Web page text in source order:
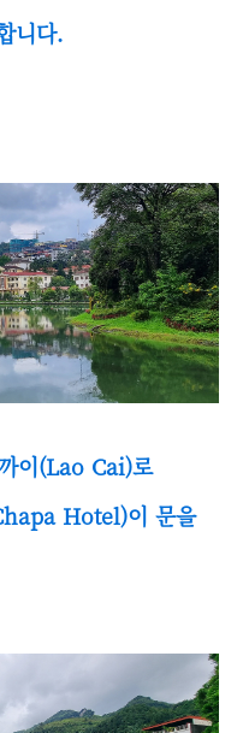
니다.
이(Lao Cai)로
Hotel)이 문을